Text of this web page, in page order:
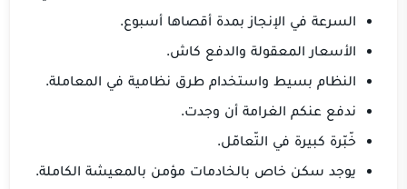
السرعة في الإنجاز بمدة أقصاها أسبوع.
الأسعار المعقولة والدفع كاش.
النظام بسيط واستخدام طرق نظامية في المعاملة.
ندفع عنكم الغرامة أن وجدت.
خّبّرة كبيرة في التّعامّل.
يوجد سكن خاص بالخادمات مؤمن بالمعيشة الكاملة.